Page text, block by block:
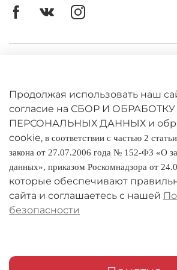
Политика конфиденциальности
Оплата и доставка
Условия обмена и возврата
Реквизиты
О компании
Мои заказы
Продолжая использовать наш
согласие на СБОР И ОБРАБОТКУ
ПЕРСОНАЛЬНЫХ ДАННЫХ и
cookie, в соответствии с частью 2
закона от 27.07.2006 года № 152-ФЗ «О
данных», приказом Роскомнадзора от
которые обеспечивают
сайта и соглашаетесь с нашей
безопасности